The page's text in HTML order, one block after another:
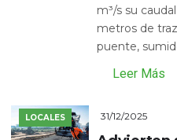
m³/s su
metros de
puente,
Leer Más
LOCALES 31/12/2025